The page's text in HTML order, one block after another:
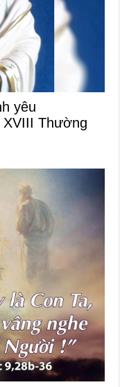
yêu
XVIII Thường